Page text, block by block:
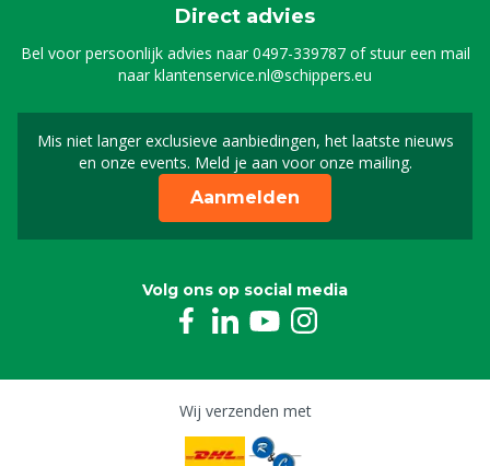
Direct advies
Bel voor persoonlijk advies naar0497-339787of stuur een mail
naarklantenservice.nl@schippers.eu
Mis niet langer exclusieve aanbiedingen, het laatste nieuws
en onze events. Meld je aan voor onze mailing.
Schrijf je in voor onze
Aanmelden
Volg ons op social media
Wij verzenden met